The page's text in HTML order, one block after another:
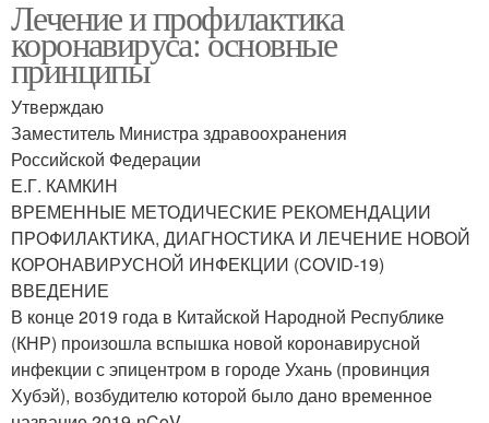
Лечение и профилактика
коронавируса: основные
принципы
Утверждаю
Заместитель Министра здравоохранения
Российской Федерации
Е.Г. КАМКИН
ВРЕМЕННЫЕ МЕТОДИЧЕСКИЕ РЕКОМЕНДАЦИИ
ПРОФИЛАКТИКА, ДИАГНОСТИКА И ЛЕЧЕНИЕ НОВОЙ
КОРОНАВИРУСНОЙ ИНФЕКЦИИ (COVID-19)
ВВЕДЕНИЕ
В конце 2019 года в Китайской Народной Республике
(КНР) произошла вспышка новой коронавирусной
инфекции с эпицентром в городе Ухань (провинция
Хубэй), возбудителю которой было дано временное